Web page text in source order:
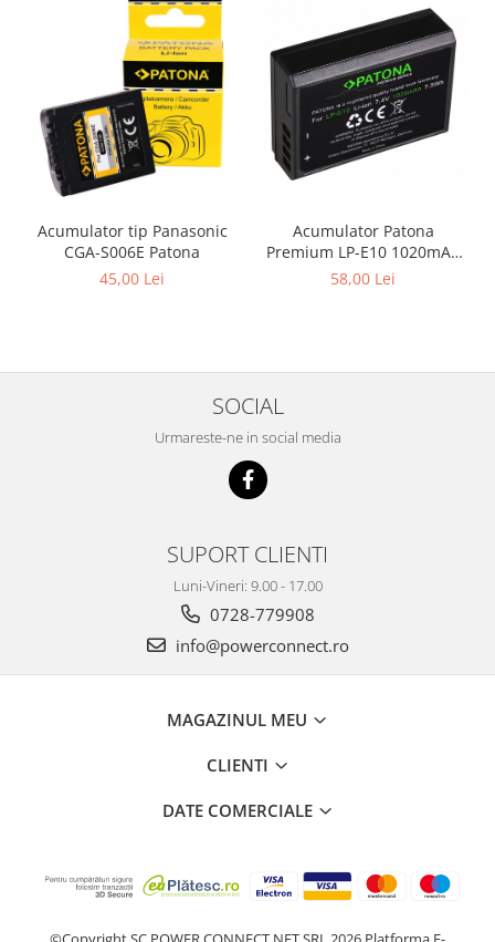
Acumulator tip Panasonic
CGA-S006E Patona
45,00 Lei
Acumulator Patona
Premium LP-E10 1020mAh
pentru Canon EOS 1100D
58,00 Lei
SOCIAL
Urmareste-ne in social media
SUPORT CLIENTI
Luni-Vineri: 9.00 - 17.00
0728-779908
info@powerconnect.ro
MAGAZINUL MEU
CLIENTI
DATE COMERCIALE